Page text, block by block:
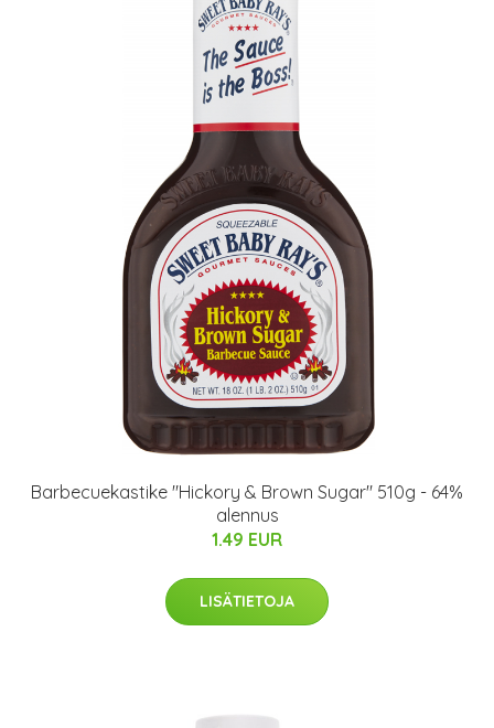
Barbecuekastike "Hickory & Brown Sugar" 510g - 64%
alennus
1.49 EUR
LISÄTIETOJA